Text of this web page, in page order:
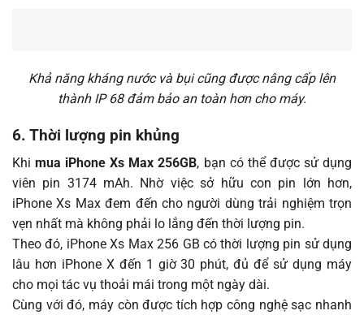
Khả năng kháng nước và bụi cũng được nâng cấp lên
thành IP 68 đảm bảo an toàn hơn cho máy.
6. Thời lượng pin khủng
Khimua iPhone Xs Max 256GB, bạn có thể được sử dụng
viên pin 3174 mAh. Nhờ việc sở hữu con pin lớn hơn,
iPhone Xs Max đem đến cho người dùng trải nghiệm trọn
vẹn nhất mà không phải lo lắng đến thời lượng pin.
Theo đó, iPhone Xs Max 256 GB có thời lượng pin sử dụng
lâu hơn iPhone X đến 1 giờ 30 phút, đủ để sử dụng máy
cho mọi tác vụ thoải mái trong một ngày dài.
Cùng với đó, máy còn được tích hợp công nghệ sạc nhanh